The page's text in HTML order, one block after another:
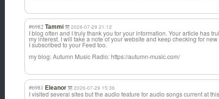
#6982 Tammi 2026-07-29 21:12
I blog often and I truly thank you for your information. Your article has
my interest. I will take a note of your website and keep checking for
I subscribed to your Feed too.
my blog: Autumn Music Radio: https://autumn-music.com/
#6981 Eleanor 2026-07-29 15:36
I visited several sites but the audio feature for audio songs current at